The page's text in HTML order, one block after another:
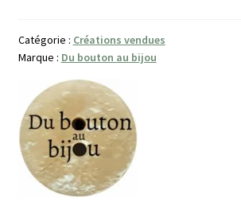
Catégorie : Créations vendues
Marque : Du bouton au bijou